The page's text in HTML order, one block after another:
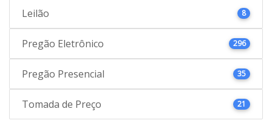
Leilão 8
Pregão Eletrônico 296
Pregão Presencial 35
Tomada de Preço 21